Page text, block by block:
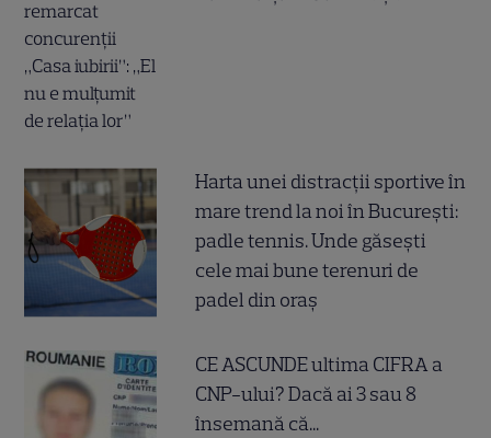
Harta unei distracții sportive în
mare trend la noi în București:
padle tennis. Unde găsești
cele mai bune terenuri de
padel din oraș
CE ASCUNDE ultima CIFRA a
CNP-ului? Dacă ai 3 sau 8
însemană că...